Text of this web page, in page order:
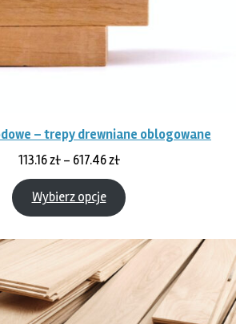
– trepy drewniane oblogowane
113.16zł – 617.46złZakres
od
113.16 zł
617.46 zł
Wybierz opcje